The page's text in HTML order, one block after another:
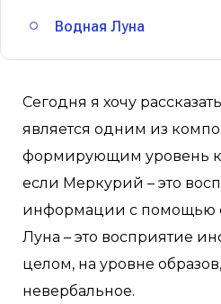
Водная Луна
Сегодня я хочу
является одним из
формирующим уровень
если Меркурий – это
информации с помощью
Луна – это восприятие
целом, на уровне
невербальное.